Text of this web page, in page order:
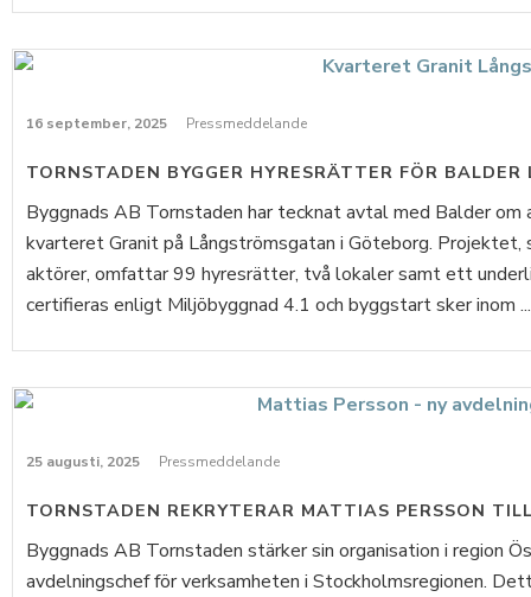
16 september, 2025 Pressmeddelande
TORNSTADEN BYGGER HYRESRÄTTER FÖR
Byggnads AB Tornstaden har tecknat avtal med Balder
kvarteret Granit på Långströmsgatan i Göteborg. Projektet,
aktörer, omfattar 99 hyresrätter, två lokaler samt ett
certifieras enligt Miljöbyggnad 4.1 och byggstart sker inom ...
25 augusti, 2025 Pressmeddelande
TORNSTADEN REKRYTERAR MATTIAS PERSSON
Byggnads AB Tornstaden stärker sin organisation i region
avdelningschef för verksamheten i Stockholmsregionen.